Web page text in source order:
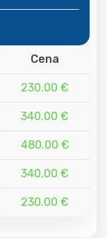
Cena
230.00 €
340.00 €
480.00 €
340.00 €
230.00 €